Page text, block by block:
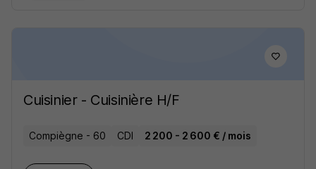
Cuisinier - Cuisinière H/F
Compiègne - 60 CDI 2 200 - 2 600 € / mois